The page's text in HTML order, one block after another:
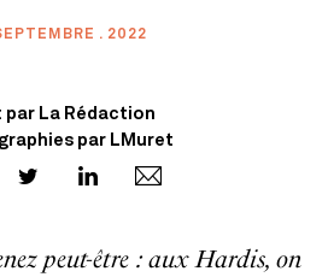
. 2022
par La Rédaction
par LMuret
peut-être : aux Hardis, on